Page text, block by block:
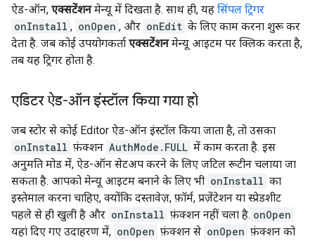
ऐड-ऑन, एक्सटेंशनमेन्यू में दिखता है. साथ ही, यह सिंपल ट्रिगर
onInstall , onOpen , और onEdit के लिए काम करना शुरू कर
देता है. जब कोई उपयोगकर्ता एक्सटेंशनमेन्यू आइटम पर क्लिक करता है,
तब यह ट्रिगर होता है.
एडिटर ऐड-ऑन इंस्टॉल किया गया हो
जब स्टोर से कोई Editor ऐड-ऑन इंस्टॉल किया जाता है, तो उसका
onInstall फ़ंक्शन AuthMode.FULL में काम करता है. इस
अनुमति मोड में, ऐड-ऑन सेटअप करने के लिए जटिल रूटीन चलाया जा
सकता है. आपको मेन्यू आइटम बनाने के लिए भी onInstall का
इस्तेमाल करना चाहिए, क्योंकि दस्तावेज़, फ़ॉर्म, प्रज़ेंटेशन या स्प्रेडशीट
पहले से ही खुली है और onInstall फ़ंक्शन नहीं चला है. onOpen
यहां दिए गए उदाहरण में, onOpen फ़ंक्शन से onOpen फ़ंक्शन को